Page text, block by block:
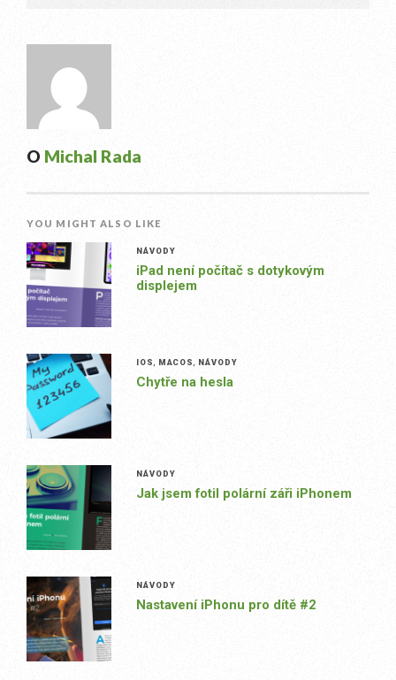
O Michal Rada
YOU MIGHT ALSO LIKE
NÁVODY
iPad není počítač s dotykovým
displejem
IOS MACOS NÁVODY
Chytře na hesla
NÁVODY
Jak jsem fotil polární záři iPhonem
NÁVODY
Nastavení iPhonu pro dítě #2